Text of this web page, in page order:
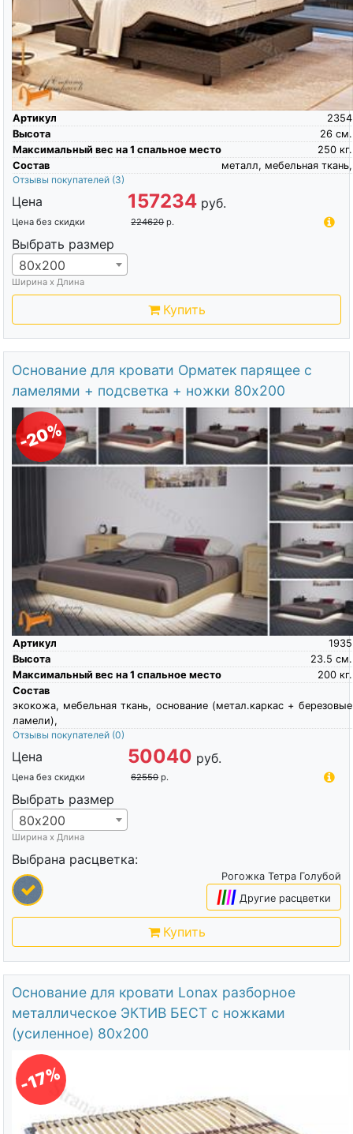
Артикул
2354
Высота
см.
26
Максимальный вес на 1 спальное место
кг.
250
Состав
металл, мебельная ткань,
Отзывы покупателей (3)
Цена 157234 руб.
Цена без скидки 224620 р.
Выбрать размер
80х200
Ширина х Длина
Купить
Основание для кровати Орматек парящее с
ламелями + подсветка + ножки 80х200
-20%
Артикул
1935
Высота
см.
23.5
Максимальный вес на 1 спальное место
кг.
200
Состав
экокожа, мебельная ткань, основание (метал.каркас + березовые
ламели),
Отзывы покупателей (0)
Цена 50040 руб.
Цена без скидки 62550 р.
Выбрать размер
80х200
Ширина х Длина
Выбрана расцветка:
Рогожка Тетра Голубой
|||| Другие расцветки
Купить
Основание для кровати Lonax разборное
металлическое ЭКТИВ БЕСТ с ножками
(усиленное) 80х200
-17%